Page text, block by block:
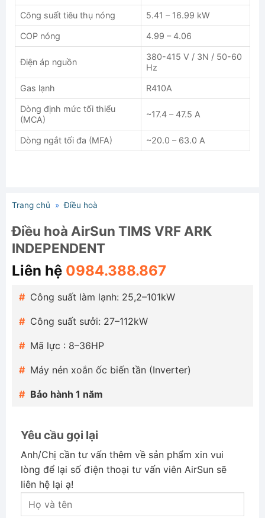
Công suất tiêu thụ nóng 5.41 – 16.99 kW
COP nóng 4.99 – 4.06
Điện áp nguồn
380-415 V / 3N / 50-60
Hz
Gas lạnh R410A
Dòng định mức tối thiểu
(MCA)
~17.4 – 47.5 A
Dòng ngắt tối đa (MFA) ~20.0 – 63.0 A
Trang chủ » Điều hoà
Điều hoà AirSun TIMS VRF ARK
INDEPENDENT
Liên hệ 0984.388.867
Công suất làm lạnh: 25,2–101kW
Công suất sưởi: 27–112kW
Mã lực : 8–36HP
Máy nén xoắn ốc biến tần (Inverter)
Bảo hành 1 năm
Yêu cầu gọi lại
Anh/Chị cần tư vấn thêm về sản phẩm xin vui
lòng để lại số điện thoại tư vấn viên AirSun sẽ
liên hệ lại ạ!